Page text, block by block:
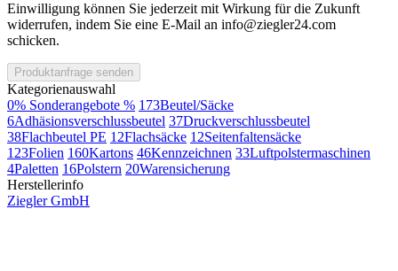
Einwilligung können Sie jederzeit mit Wirkung für die Zukunft
widerrufen, indem Sie eine E-Mail an info@ziegler24.com
schicken.
Produktanfrage senden
Kategorienauswahl
0% Sonderangebote % 173Beutel/Säcke
6Adhäsionsverschlussbeutel 37Druckverschlussbeutel
38Flachbeutel PE 12Flachsäcke 12Seitenfaltensäcke
123Folien 160Kartons 46Kennzeichnen 33Luftpolstermaschinen
4Paletten 16Polstern 20Warensicherung
Herstellerinfo
Ziegler GmbH